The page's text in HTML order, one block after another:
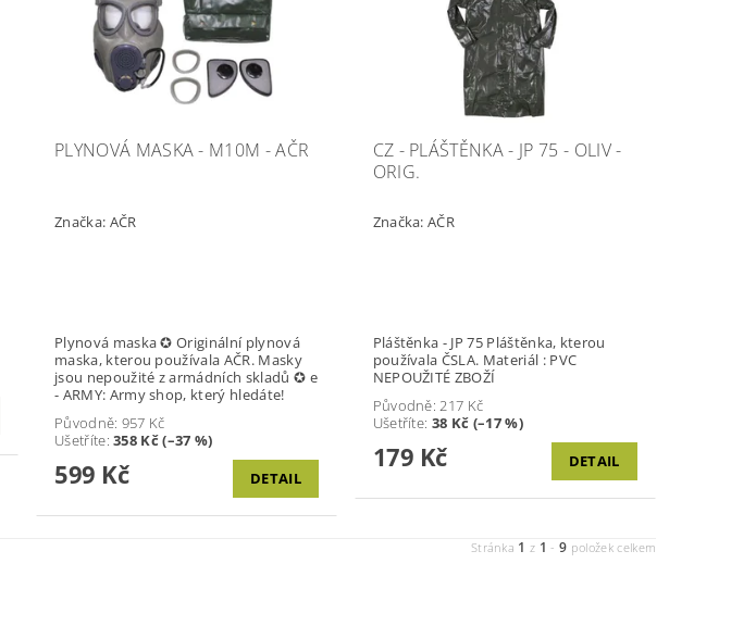
PLYNOVÁ MASKA - M10M - AČR
Značka: AČR
Plynová maska ✪ Originální plynová
maska, kterou používala AČR. Masky
jsou nepoužité z armádních skladů ✪ e
- ARMY: Army shop, který hledáte!
Původně: 957 Kč
Ušetříte:358 Kč (–37 %)
599 Kč DETAIL
CZ - PLÁŠTĚNKA - JP 75 - OLIV -
ORIG.
Značka:AČR
Pláštěnka - JP 75 Pláštěnka, kterou
používala ČSLA. Materiál : PVC
NEPOUŽITÉ ZBOŽÍ
Původně:217 Kč
Ušetříte: 38 Kč (–17 %)
179 Kč DETAIL
Stránka 1 z 1 -9 položek celkem